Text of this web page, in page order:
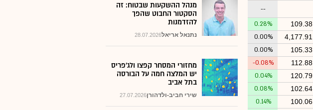
--
109.38
0.28%
4,177.91
0.00%
105.33
0.00%
112.88
-0.08%
120.79
0.04%
102.64
0.08%
100.06
0.14%
מנהל ההשקעות שבטוח: זה
הסקטור החבוט שהפך
להזדמנות
28.07.2026נתנאל אריאל
מחזורי המסחר קפצו ולג'פריס
יש המלצה חמה על הבורסה
בתל אביב
27.07.2026שירי חביב-ולדהורן